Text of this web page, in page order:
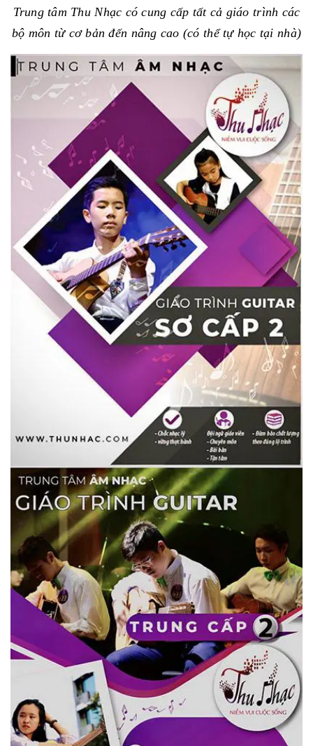
Trung tâm Thu Nhạc có cung cấp tất cả giáo trình các
bộ môn từ cơ bản đến nâng cao (có thể tự học tại nhà)